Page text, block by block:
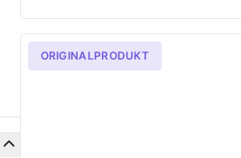
ORIGINALPRODUKT